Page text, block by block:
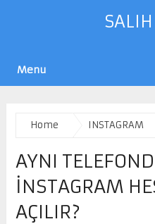
Menu
Home INSTAGRAM
AYNI
INSTAGRAM
AÇILIR?